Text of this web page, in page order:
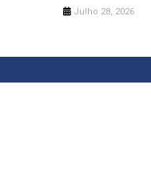
Julho 28, 2026